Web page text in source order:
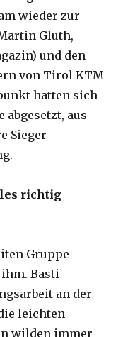
wieder zur
Gluth,
und den
von Tirol KTM
hatten sich
aus
Sieger
richtig
Gruppe
Basti
an der
leichten
wilden immer